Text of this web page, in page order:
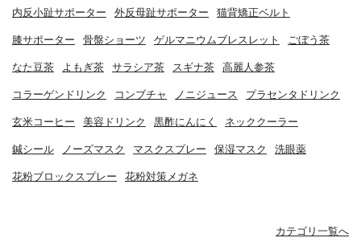
内反小趾サポーター 外反母趾サポーター 猫背矯正ベルト
膝サポーター 骨盤ショーツ ゲルマニウムブレスレット ごぼう茶
なた豆茶 よもぎ茶 サラシア茶 スギナ茶 高麗人参茶
コラーゲンドリンク コンブチャ ノニジュース プラセンタドリンク
玄米コーヒー 美容ドリンク 黒酢にんにく ネッククーラー
鍼シール ノーズマスク マスクスプレー 保湿マスク 洗眼薬
花粉ブロックスプレー 花粉対策メガネ
カテゴリ一覧へ